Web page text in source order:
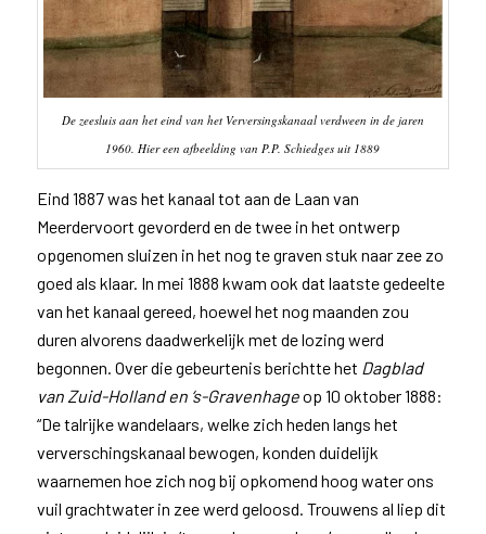
De zeesluis aan het eind van het Verversingskanaal verdween in de jaren
1960. Hier een afbeelding van P.P. Schiedges uit 1889
Eind 1887 was het kanaal tot aan de Laan van
Meerdervoort gevorderd en de twee in het ontwerp
opgenomen sluizen in het nog te graven stuk naar zee zo
goed als klaar. In mei 1888 kwam ook dat laatste gedeelte
van het kanaal gereed, hoewel het nog maanden zou
duren alvorens daadwerkelijk met de lozing werd
begonnen. Over die gebeurtenis berichtte het Dagblad
van Zuid-Holland en ‘s-Gravenhageop 10 oktober 1888:
“De talrijke wandelaars, welke zich heden langs het
ververschingskanaal bewogen, konden duidelijk
waarnemen hoe zich nog bij opkomend hoog water ons
vuil grachtwater in zee werd geloosd. Trouwens al liep dit